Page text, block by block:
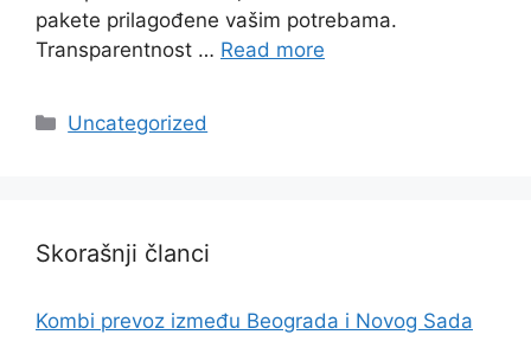
pakete prilagođene vašim potrebama.
Transparentnost … Read more
Categories
Uncategorized
Skorašnji članci
Kombi prevoz između Beograda i Novog Sada